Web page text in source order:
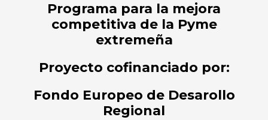
Programa para la mejora
competitiva de la Pyme
extremeña
Proyecto cofinanciado por:
Fondo Europeo de Desarollo
Regional